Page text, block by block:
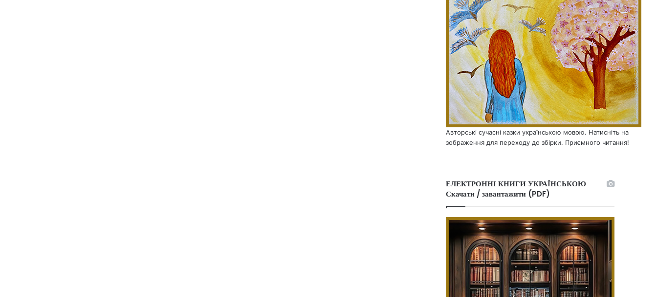
Авторські сучасні казки українською мовою. Натисніть на
зображення для переходу до збірки. Приємного читання!
ЕЛЕКТРОННІ КНИГИ УКРАЇНСЬКОЮ
Скачати / завантажити (PDF)